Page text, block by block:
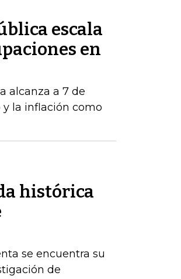
escala
en
alcanza a 7 de
y la inflación como
histórica
se encuentra su
de